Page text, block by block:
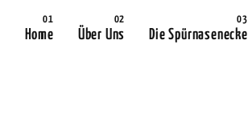
Home Über Uns Die Spürnasenecke